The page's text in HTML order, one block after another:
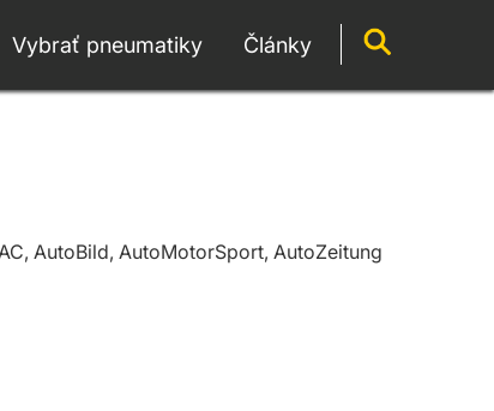
Vybrať pneumatiky Články
AutoBild, AutoMotorSport, AutoZeitung